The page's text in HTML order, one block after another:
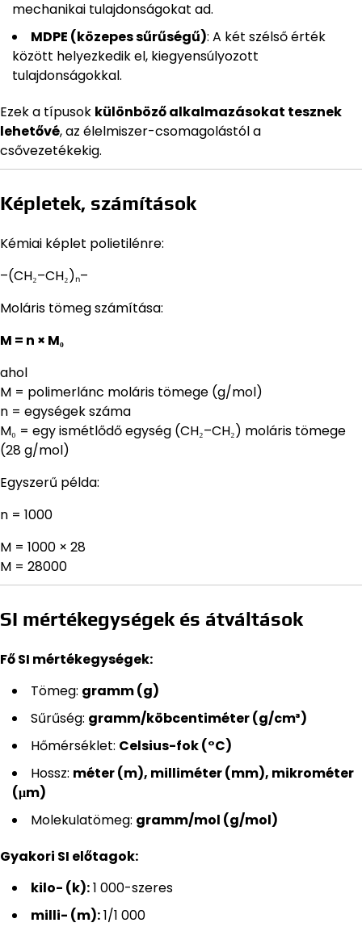
mechanikai tulajdonságokat ad.
MDPE (közepes sűrűségű): A két szélső érték
között helyezkedik el, kiegyensúlyozott
tulajdonságokkal.
Ezek a típusok különböző alkalmazásokat tesznek
lehetővé, az élelmiszer-csomagolástól a
csővezetékekig.
Képletek, számítások
Kémiai képlet polietilénre:
–(CH₂–CH₂)ₙ–
Moláris tömeg számítása:
M = n × M₀
ahol
M = polimerlánc moláris tömege (g/mol)
n = egységek száma
M₀ = egy ismétlődő egység (CH₂–CH₂) moláris tömege
(28 g/mol)
Egyszerű példa:
n = 1000
M = 1000 × 28
M = 28000
SI mértékegységek és átváltások
Fő SI mértékegységek:
Tömeg: gramm (g)
Sűrűség: gramm/köbcentiméter (g/cm³)
Hőmérséklet: Celsius-fok (°C)
Hossz: méter (m), milliméter (mm), mikrométer
(μm)
Molekulatömeg: gramm/mol (g/mol)
Gyakori SI előtagok:
kilo- (k):1 000-szeres
milli- (m):1/1 000